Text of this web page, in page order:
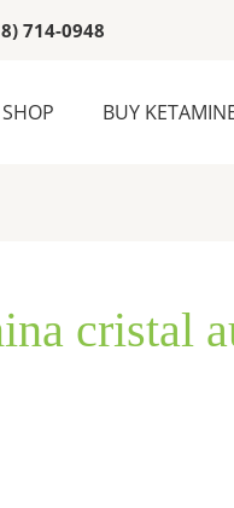
714-0948
SHOP BUY
cristal